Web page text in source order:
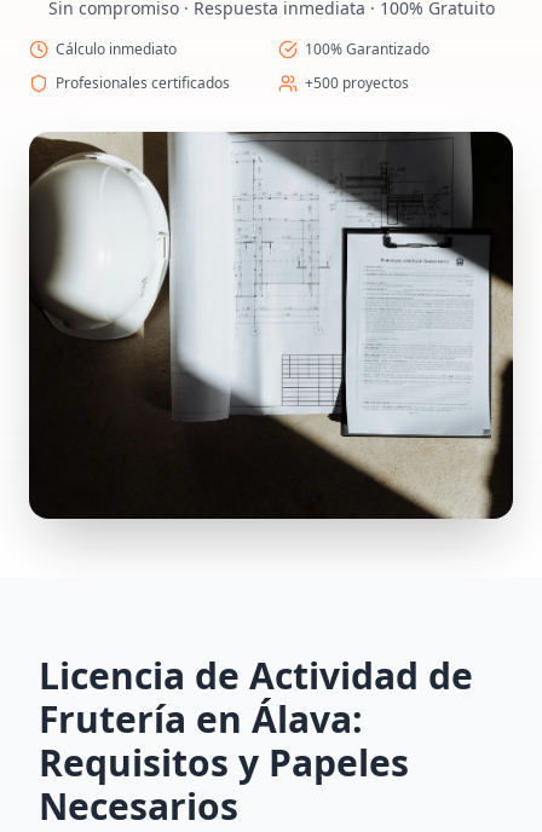
Sin compromiso · Respuesta inmediata · 100% Gratuito
Cálculo inmediato
100% Garantizado
Profesionales certificados
+500 proyectos
Licencia de Actividad de
Frutería en Álava:
Requisitos y Papeles
Necesarios